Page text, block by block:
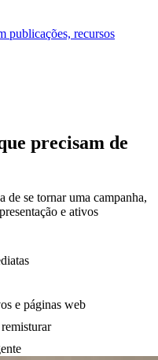
publicações, recursos
precisam de
de se tornar uma campanha,
e ativos
e páginas web